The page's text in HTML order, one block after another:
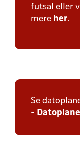
futsal eller
mere her.
Se
-